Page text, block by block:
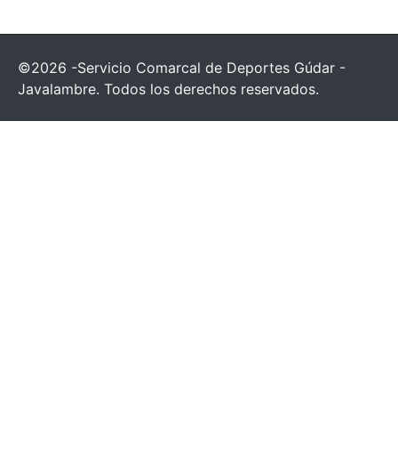
©2026 -Servicio Comarcal de Deportes Gúdar -
Javalambre. Todos los derechos reservados.